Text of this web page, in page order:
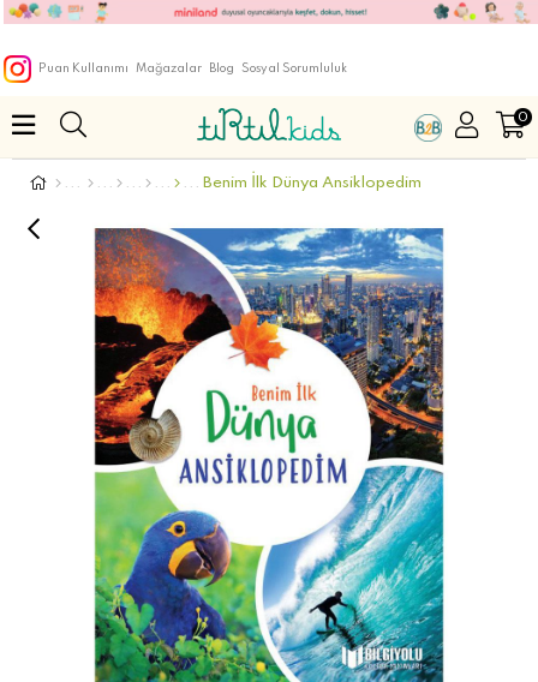
Puan Kullanımı Mağazalar Blog Sosyal Sorumluluk
0
Benim İlk Dünya Ansiklopedim